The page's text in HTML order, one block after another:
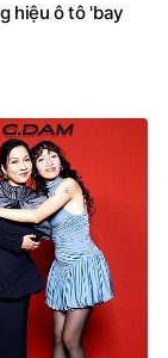
hiệu ô tô 'bay